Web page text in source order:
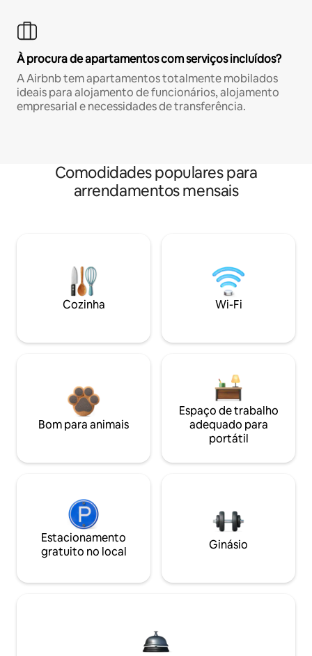
À procura de apartamentos com serviços incluídos?
A Airbnb tem apartamentos totalmente mobilados
ideais para alojamento de funcionários, alojamento
empresarial e necessidades de transferência.
Comodidades populares para
arrendamentos mensais
Cozinha Wi-Fi
Bom para animais
Espaço de trabalho
adequado para
portátil
Estacionamento
gratuito no local
Ginásio